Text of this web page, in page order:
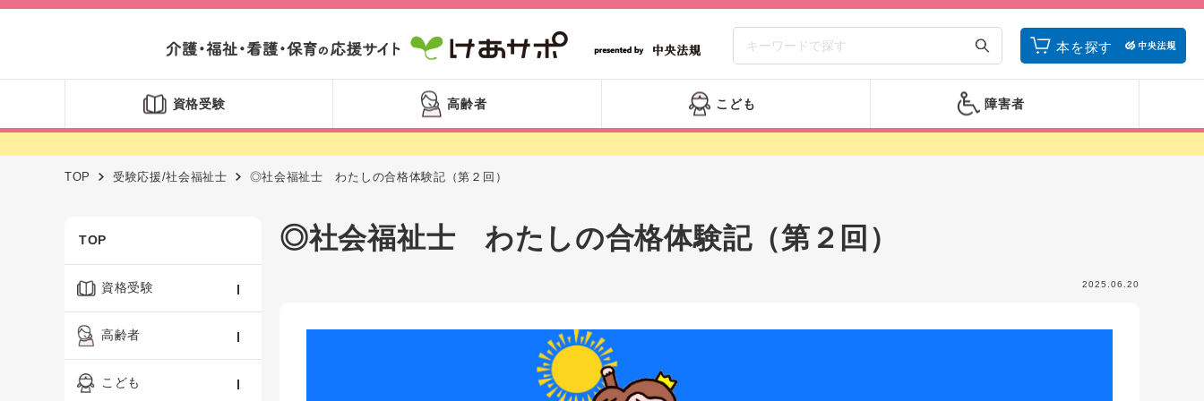
本を探す
資格受験 高齢者 こども 障害者
TOP 受験応援/社会福祉士 ◎社会福祉士 わたしの合格体験記（第２回）
TOP
資格受験
ケアマネジャー
高齢者
認知症ケア・介護技術
こども
◎社会福祉士 わたしの合格体験記（第２回）
2025.06.20